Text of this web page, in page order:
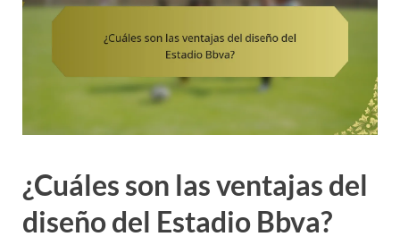
¿Cuáles son las ventajas del
diseño del Estadio Bbva?